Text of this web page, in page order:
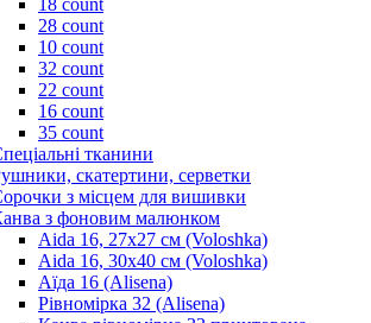
28 count
10 count
32 count
22 count
16 count
35 count
тканини
скатертини, серветки
з місцем для вишивки
з фоновим малюнком
Aida 16, 27х27 см (Voloshka)
Aida 16, 30х40 см (Voloshka)
Аїда 16 (Alisena)
Рівномірка 32 (Alisena)